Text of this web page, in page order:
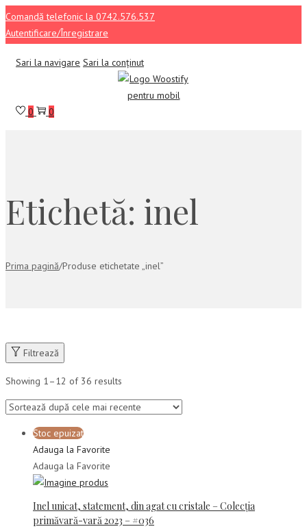
Comandă telefonic la 0742.576.537
Autentificare/Înregistrare
Sari la navigare Sari la conținut
0 0
Etichetă: inel
Prima pagină/Produse etichetate „inel”
Filtrează
Showing 1–12 of 36 results
Stoc epuizat
Adauga la Favorite
Adauga la Favorite
Inel unicat, statement, din agat cu cristale – Colecția
primăvară-vară 2023 – #036